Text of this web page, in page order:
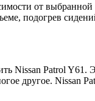
от
подогрев
Nissan Patrol
другое. Nissan